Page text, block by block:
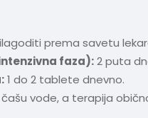
prema savetu
faza):2 puta
1 do 2 tablete dnevno.
vode, a terapija